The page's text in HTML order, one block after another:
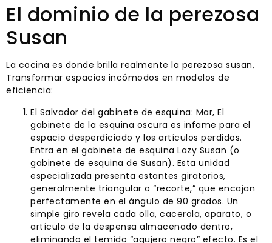
El dominio de la perezosa
Susan
La cocina es donde brilla realmente la perezosa susan,
Transformar espacios incómodos en modelos de
eficiencia:
El Salvador del gabinete de esquina: Mar, El
gabinete de la esquina oscura es infame para el
espacio desperdiciado y los artículos perdidos.
Entra en el gabinete de esquina Lazy Susan (o
gabinete de esquina de Susan). Esta unidad
especializada presenta estantes giratorios,
generalmente triangular o “recorte,” que encajan
perfectamente en el ángulo de 90 grados. Un
simple giro revela cada olla, cacerola, aparato, o
artículo de la despensa almacenado dentro,
eliminando el temido “agujero negro” efecto. Es el